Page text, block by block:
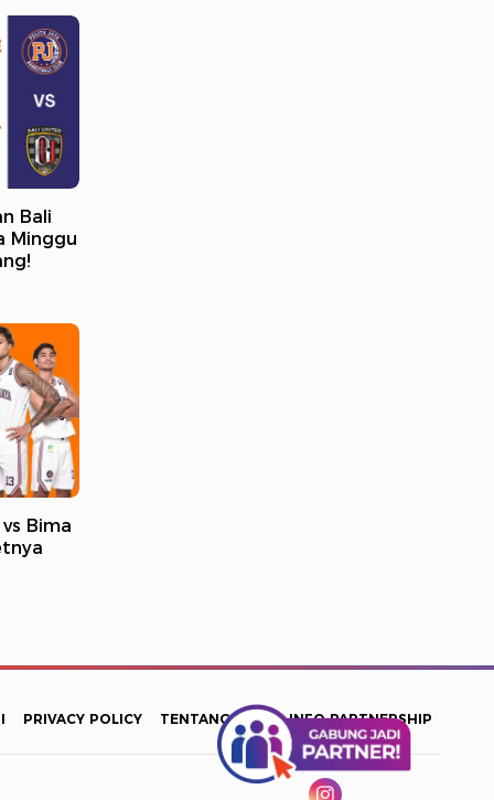
Bali
Minggu
Bima
PRIVACY POLICY TENTANG KAMI INFO PARTNERSHIP